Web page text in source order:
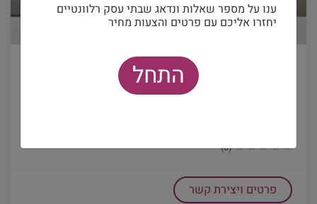
interior design from A to Z
(0)
פרטים ויצירת קשר
ענו על מספר שאלות ונדאג שבתי עסק רלוונטיים
יחזרו אליכם עם פרטים והצעות מחיר
התחל